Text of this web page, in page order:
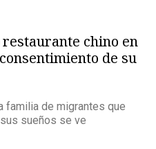
chino en
de su
familia de migrantes que
sueños se ve